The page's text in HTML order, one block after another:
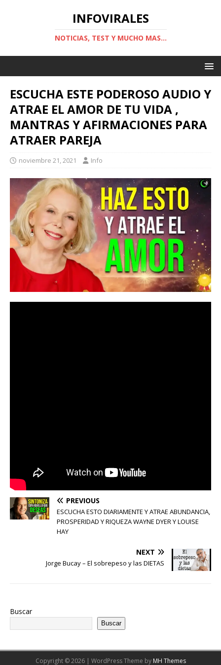
INFOVIRALES
NOTICIAS, TEST Y MUCHO MAS...
ESCUCHA ESTE PODEROSO AUDIO Y
ATRAE EL AMOR DE TU VIDA ,
MANTRAS Y AFIRMACIONES PARA
ATRAER PAREJA
noviembre 21, 2021 Info
PREVIOUS
ESCUCHA ESTO DIARIAMENTE Y ATRAE ABUNDANCIA,
PROSPERIDAD Y RIQUEZA WAYNE DYER Y LOUISE
HAY
NEXT
Jorge Bucay – El sobrepeso y las DIETAS
Buscar
Buscar
Copyright © 2026 | WordPress Theme by MH Themes